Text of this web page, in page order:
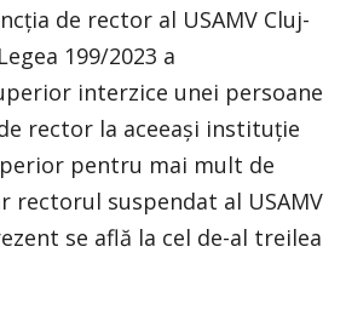
de rector al USAMV Cluj-
199/2023 a
interzice unei persoane
rector la aceeaşi instituţie
pentru mai mult de
rectorul suspendat al USAMV
se află la cel de-al treilea